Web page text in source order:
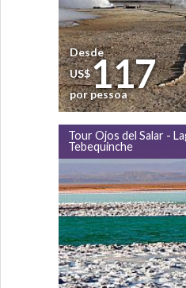
Desde
US$117
por pessoa
Tour Ojos del Salar -
Tebequinche